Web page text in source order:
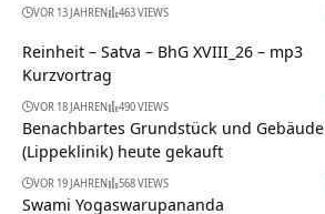
VOR 13 JAHREN 463 VIEWS
Reinheit – Satva – BhG XVIII_26 – mp3
Kurzvortrag
VOR 18 JAHREN 490 VIEWS
Benachbartes Grundstück und Gebäude
(Lippeklinik) heute gekauft
VOR 19 JAHREN 568 VIEWS
Swami Yogaswarupananda